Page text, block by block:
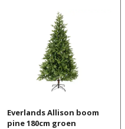
Everlands Allison boom
pine 180cm groen